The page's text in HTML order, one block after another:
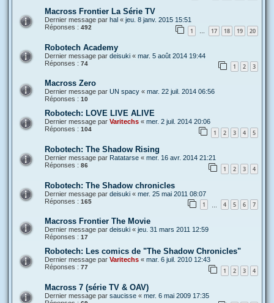
Macross Frontier La Série TV
Dernier message par hal « jeu. 8 janv. 2015 15:51
Réponses : 492 1 … 17 18 19 20
Robotech Academy
Dernier message par deisuki « mar. 5 août 2014 19:44
Réponses : 74 1 2 3
Macross Zero
Dernier message par UN spacy « mar. 22 juil. 2014 06:56
Réponses : 10
Robotech: LOVE LIVE ALIVE
Dernier message par Varitechs « mer. 2 juil. 2014 20:06
Réponses : 104 1 2 3 4 5
Robotech: The Shadow Rising
Dernier message par Ratatarse « mer. 16 avr. 2014 21:21
Réponses : 86 1 2 3 4
Robotech: The Shadow chronicles
Dernier message par deisuki « mer. 25 mai 2011 08:07
Réponses : 165 1 4 5 6 7
Macross Frontier The Movie
Dernier message par deisuki « jeu. 31 mars 2011 12:59
Réponses : 17
Robotech: Les comics de "The Shadow Chronicles"
Dernier message par Varitechs « mar. 6 juil. 2010 12:43
Réponses : 77 1 2 3 4
Macross 7 (série TV & OAV)
Dernier message par saucisse « mer. 6 mai 2009 17:35